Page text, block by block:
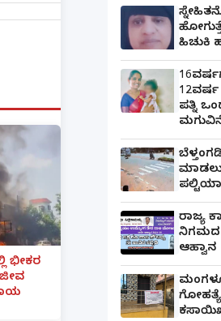
ಭೀಕರ
ಹಿಚುಕಿ
12ವರ್ಷ
ಪತ್ನಿ
ರಾಜ್ಯ
ನಿಗಮದ
ಆಹ್ವಾನ